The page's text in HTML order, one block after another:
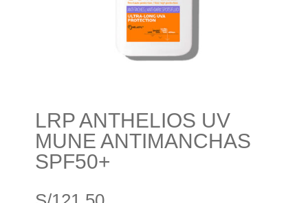
LRP ANTHELIOS UV
MUNE ANTIMANCHAS
SPF50+